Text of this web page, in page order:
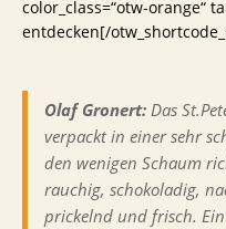
color_class=“otw-orange“
entdecken[/
Olaf Gronert: Das
verpackt in einer sehr
den wenigen Schaum
rauchig, schokoladig,
prickelnd und frisch.